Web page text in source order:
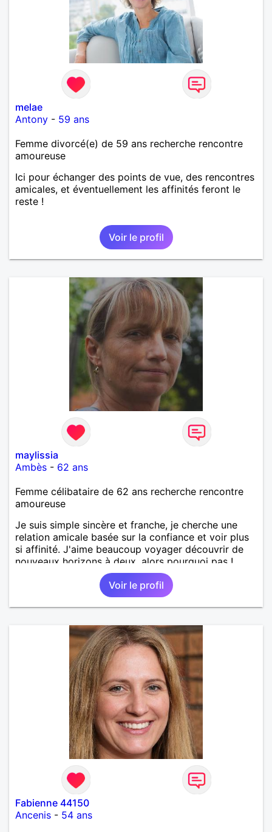
melae
Antony - 59 ans
Femme divorcé(e) de 59 ans recherche rencontre
amoureuse
Ici pour échanger des points de vue, des rencontres
amicales, et éventuellement les affinités feront le
reste !
Voir le profil
maylissia
Ambès - 62 ans
Femme célibataire de 62 ans recherche rencontre
amoureuse
Je suis simple sincère et franche, je cherche une
relation amicale basée sur la confiance et voir plus
si affinité. J'aime beaucoup voyager découvrir de
nouveaux horizons à deux, alors pourquoi pas !
Voir le profil
Fabienne 44150
Ancenis - 54 ans